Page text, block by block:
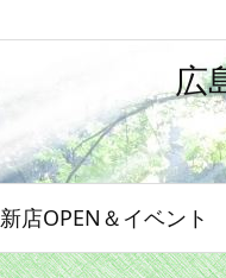
広
新店OPEN＆イベント